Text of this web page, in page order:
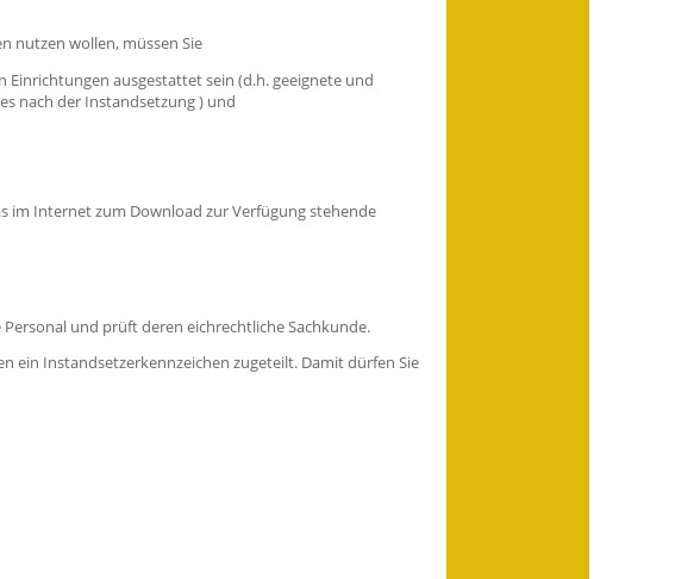
nutzen wollen, müssen Sie
Einrichtungen ausgestattet sein (d.h. geeignete und
nach der Instandsetzung )und
im Internet zum Download zur Verfügung stehende
und prüft deren eichrechtliche Sachkunde.
ein Instandsetzerkennzeichen zugeteilt. Damit dürfen Sie